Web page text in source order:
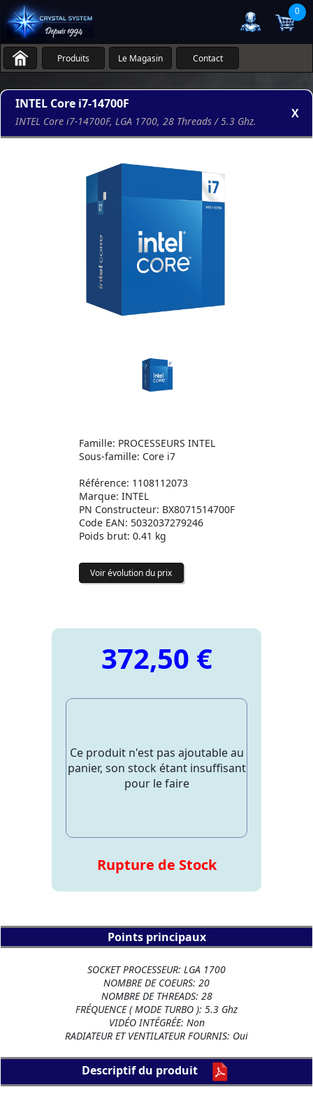
0
Produits Le Magasin Contact
INTEL Core i7-14700F
INTEL Core i7-14700F, LGA 1700, 28 Threads / 5.3 Ghz.
X
Famille: PROCESSEURS INTEL
Sous-famille: Core i7
Référence: 1108112073
Marque: INTEL
PN Constructeur: BX8071514700F
Code EAN: 5032037279246
Poids brut: 0.41 kg
Voir évolution du prix
372,50 €
Ce produit n'est pas ajoutable au
panier, son stock étant insuffisant
pour le faire
Rupture de Stock
Points principaux
SOCKET PROCESSEUR: LGA 1700
NOMBRE DE COEURS: 20
NOMBRE DE THREADS: 28
FRÉQUENCE ( MODE TURBO ): 5.3 Ghz
VIDÉO INTÉGRÉE: Non
RADIATEUR ET VENTILATEUR FOURNIS: Oui
Descriptif du produit